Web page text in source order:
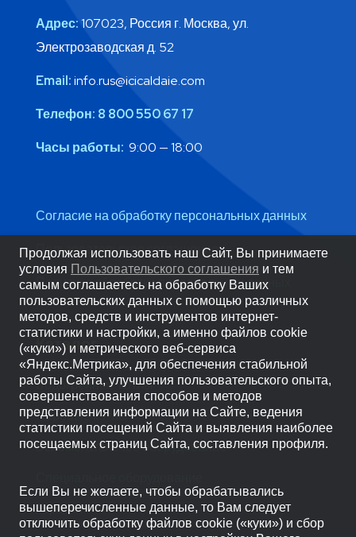
Адрес:107023, Россия г. Москва, ул.
Электрозаводская д. 52
Email:info.rus@icicaldaie.com
Телефон: 8 800 550 67 17
Часы работы: 9:00 — 18:00
Согласие на обработку персональных данных
Пользовательское соглашение
Политика обработки персональных данных
Каталог
Водогрейные котлы
Паровые котлы
Вспомогательное оборудование
Горелки
Продолжая использовать наш Сайт, Вы принимаете
условия Пользовательского соглашения и тем
самым соглашаетесь на обработку Ваших
пользовательских данных с помощью различных
методов, средств и инструментов интернет-
статистики и настройки, а именно файлов cookie
(«куки») и метрического веб-сервиса
«Яндекс.Метрика», для обеспечения стабильной
работы Сайта, улучшения пользовательского опыта,
совершенствования способов и методов
представления информации на Сайте, ведения
статистики посещений Сайта и выявления наиболее
посещаемых страниц Сайта, составления профиля.
Если Вы не желаете, чтобы обрабатывались
вышеперечисленные данные, то Вам следует
отключить обработку файлов cookie («куки») и сбор